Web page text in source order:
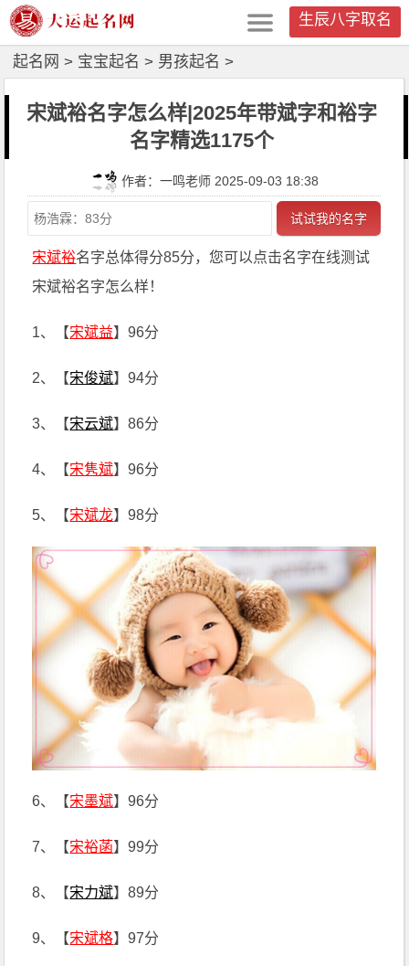
生辰八字取名
起名网 > 宝宝起名 > 男孩起名 >
宋斌裕名字怎么样|2025年带斌字和裕字
名字精选1175个
作者：一鸣老师 2025-09-03 18:38
试试我的名字
宋斌裕名字总体得分85分，您可以点击名字在线测试
宋斌裕名字怎么样！
1、【宋斌益】96分
2、【宋俊斌】94分
3、【宋云斌】86分
4、【宋隽斌】96分
5、【宋斌龙】98分
6、【宋墨斌】96分
7、【宋裕菡】99分
8、【宋力斌】89分
9、【宋斌格】97分